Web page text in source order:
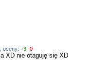
oceny:+3 -0
XD nie otaguję się XD